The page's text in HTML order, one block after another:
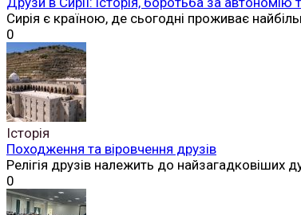
Сирія є країною, де сьогодні проживає
0
Історія
Походження та віровчення друзів
Релігія друзів належить до найзагадковіших
0